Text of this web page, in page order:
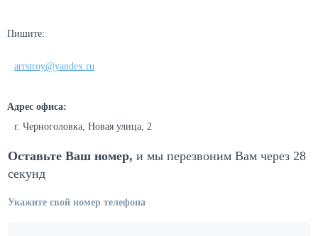
Пишите:
arrstroy@yandex.ru
Адрес офиса:
г. Черноголовка, Новая улица, 2
Оставьте Ваш номер, и мы перезвоним Вам через 28
секунд
Укажите свой номер телефона